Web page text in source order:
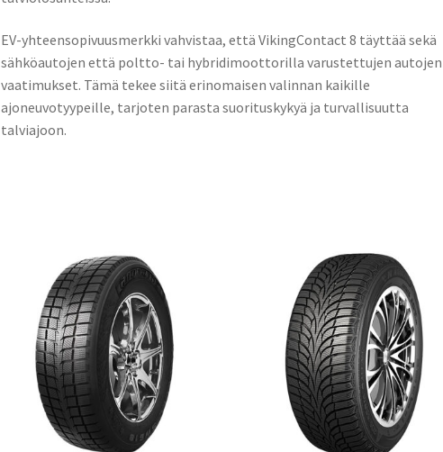
EV-yhteensopivuusmerkki vahvistaa, että VikingContact 8 täyttää sekä
sähköautojen että poltto- tai hybridimoottorilla varustettujen autojen
vaatimukset. Tämä tekee siitä erinomaisen valinnan kaikille
ajoneuvotyypeille, tarjoten parasta suorituskykyä ja turvallisuutta
talviajoon.